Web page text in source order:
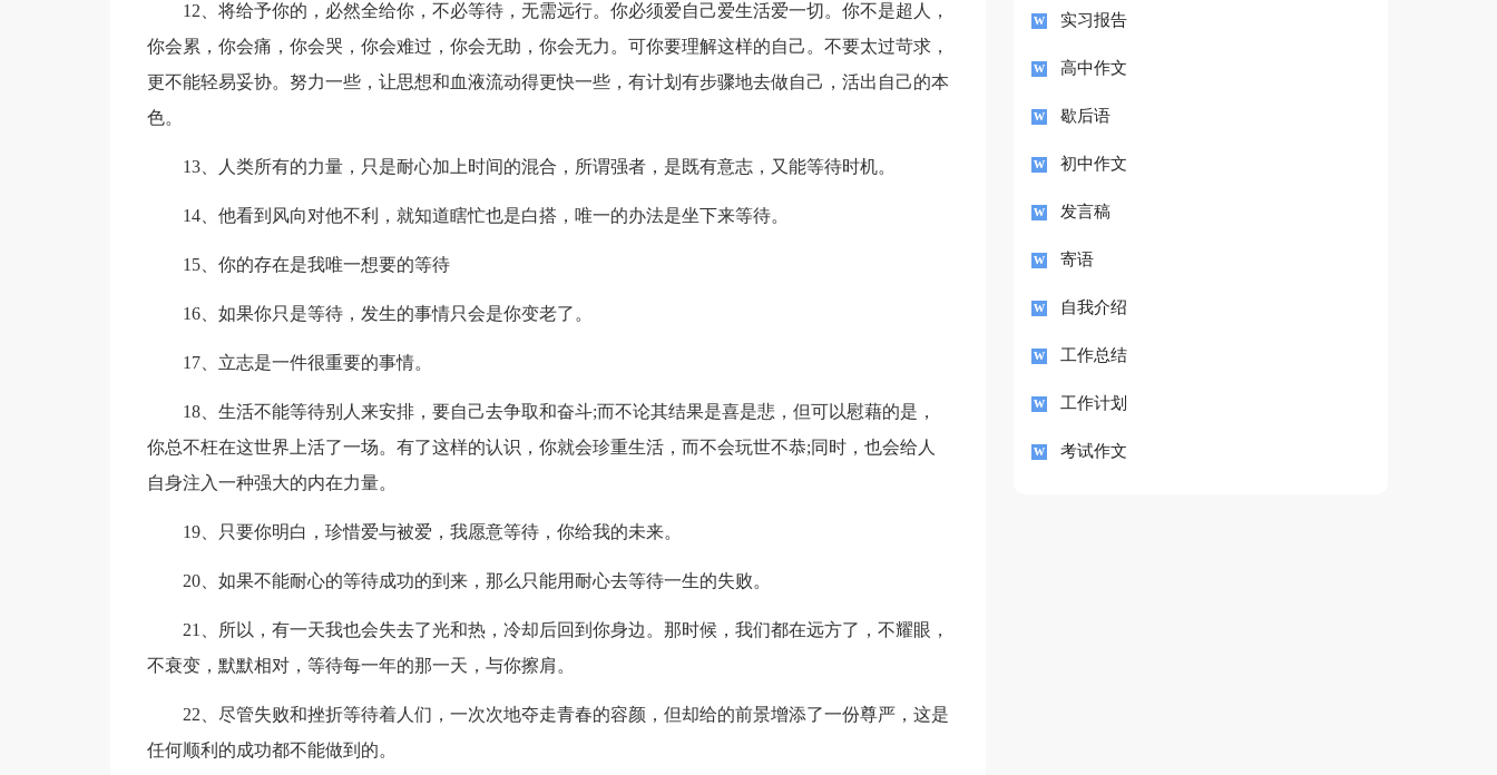
12、将给予你的，必然全给你，不必等待，无需远行。你必须爱自己爱生活爱一切。你不是超人，
你会累，你会痛，你会哭，你会难过，你会无助，你会无力。可你要理解这样的自己。不要太过苛求，
更不能轻易妥协。努力一些，让思想和血液流动得更快一些，有计划有步骤地去做自己，活出自己的本
色。
13、人类所有的力量，只是耐心加上时间的混合，所谓强者，是既有意志，又能等待时机。
14、他看到风向对他不利，就知道瞎忙也是白搭，唯一的办法是坐下来等待。
15、你的存在是我唯一想要的等待
16、如果你只是等待，发生的事情只会是你变老了。
17、立志是一件很重要的事情。
18、生活不能等待别人来安排，要自己去争取和奋斗;而不论其结果是喜是悲，但可以慰藉的是，
你总不枉在这世界上活了一场。有了这样的认识，你就会珍重生活，而不会玩世不恭;同时，也会给人
自身注入一种强大的内在力量。
19、只要你明白，珍惜爱与被爱，我愿意等待，你给我的未来。
20、如果不能耐心的等待成功的到来，那么只能用耐心去等待一生的失败。
21、所以，有一天我也会失去了光和热，冷却后回到你身边。那时候，我们都在远方了，不耀眼，
不衰变，默默相对，等待每一年的那一天，与你擦肩。
22、尽管失败和挫折等待着人们，一次次地夺走青春的容颜，但却给的前景增添了一份尊严，这是
任何顺利的成功都不能做到的。
实习报告
高中作文
歇后语
初中作文
发言稿
寄语
自我介绍
工作总结
工作计划
考试作文